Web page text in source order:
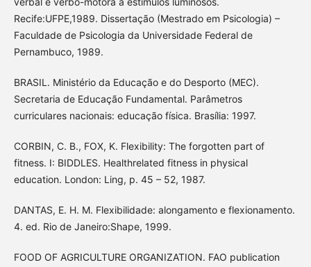
Recife:UFPE,1989. Dissertação (Mestrado em Psicologia) –
Faculdade de Psicologia da Universidade Federal de
Pernambuco, 1989.
BRASIL. Ministério da Educação e do Desporto (MEC).
Secretaria de Educação Fundamental. Parâmetros
curriculares nacionais: educação física. Brasília: 1997.
CORBIN, C. B., FOX, K. Flexibility: The forgotten part of
fitness. I: BIDDLES. Healthrelated fitness in physical
education. London: Ling, p. 45 – 52, 1987.
DANTAS, E. H. M. Flexibilidade: alongamento e flexionamento.
4. ed. Rio de Janeiro:Shape, 1999.
FOOD OF AGRICULTURE ORGANIZATION. FAO publication